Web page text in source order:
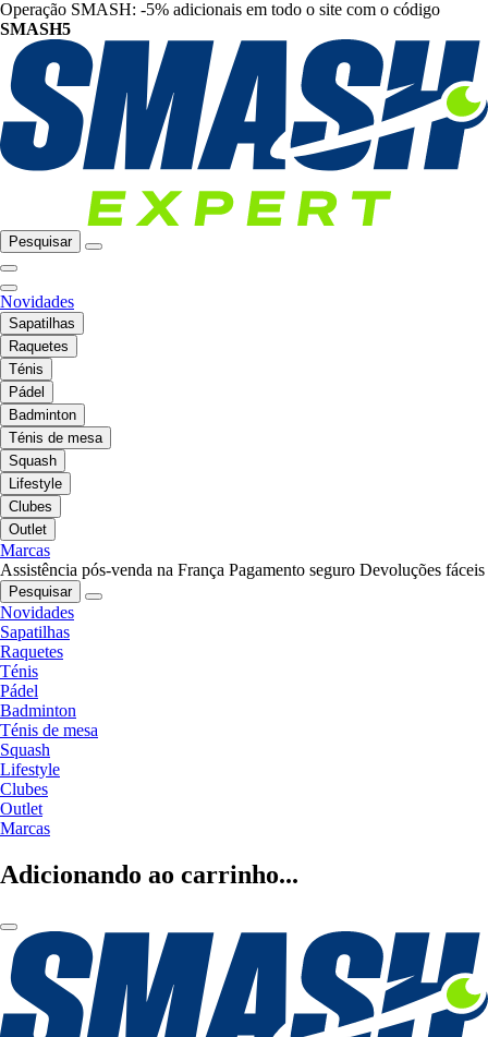
Operação SMASH: -5% adicionais em todo o site com o código
SMASH5
Pesquisar
Novidades
Sapatilhas
Raquetes
Ténis
Pádel
Badminton
Ténis de mesa
Squash
Lifestyle
Clubes
Outlet
Marcas
Assistência pós-venda na França Pagamento seguro Devoluções fáceis
Pesquisar
Novidades
Sapatilhas
Raquetes
Ténis
Pádel
Badminton
Ténis de mesa
Squash
Lifestyle
Clubes
Outlet
Marcas
Adicionando ao carrinho...